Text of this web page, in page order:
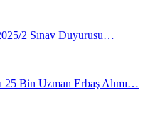
2 Sınav Duyurusu…
25 Bin Uzman Erbaş Alımı…